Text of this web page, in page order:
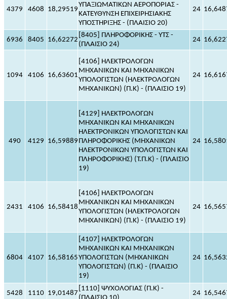
4379 4608 18,29519
ΥΠΑΞΙΩΜΑΤΙΚΩΝ ΑΕΡΟΠΟΡΙΑΣ -
ΚΑΤΕΥΘΥΝΣΗ ΕΠΙΧΕΙΡΗΣΙΑΚΗΣ
ΥΠΟΣΤΗΡΙΞΗΣ - (ΠΛΑΙΣΙΟ 20)
24
6936 8405 16,62272
[8405] ΠΛΗΡΟΦΟΡΙΚΗΣ - ΥΤΣ -
(ΠΛΑΙΣΙΟ 24)
24
1094 4106 16,63601
[4106] ΗΛΕΚΤΡΟΛΟΓΩΝ
ΜΗΧΑΝΙΚΩΝ ΚΑΙ ΜΗΧΑΝΙΚΩΝ
ΥΠΟΛΟΓΙΣΤΩΝ (ΗΛΕΚΤΡΟΛΟΓΩΝ
ΜΗΧΑΝΙΚΩΝ) (Π.Κ) - (ΠΛΑΙΣΙΟ 19)
24
490 4129 16,59889
[4129] ΗΛΕΚΤΡΟΛΟΓΩΝ
ΜΗΧΑΝΙΚΩΝ ΚΑΙ ΜΗΧΑΝΙΚΩΝ
ΗΛΕΚΤΡΟΝΙΚΩΝ ΥΠΟΛΟΓΙΣΤΩΝ ΚΑΙ
ΠΛΗΡΟΦΟΡΙΚΗΣ (ΜΗΧΑΝΙΚΩΝ
ΗΛΕΚΤΡΟΝΙΚΩΝ ΥΠΟΛΟΓΙΣΤΩΝ ΚΑΙ
ΠΛΗΡΟΦΟΡΙΚΗΣ) (Τ.Π.Κ) - (ΠΛΑΙΣΙΟ
19)
24
2431 4106 16,58418
[4106] ΗΛΕΚΤΡΟΛΟΓΩΝ
ΜΗΧΑΝΙΚΩΝ ΚΑΙ ΜΗΧΑΝΙΚΩΝ
ΥΠΟΛΟΓΙΣΤΩΝ (ΗΛΕΚΤΡΟΛΟΓΩΝ
ΜΗΧΑΝΙΚΩΝ) (Π.Κ) - (ΠΛΑΙΣΙΟ 19)
24
6804 4107 16,58165
[4107] ΗΛΕΚΤΡΟΛΟΓΩΝ
ΜΗΧΑΝΙΚΩΝ ΚΑΙ ΜΗΧΑΝΙΚΩΝ
ΥΠΟΛΟΓΙΣΤΩΝ (ΜΗΧΑΝΙΚΩΝ
ΥΠΟΛΟΓΙΣΤΩΝ) (Π.Κ) - (ΠΛΑΙΣΙΟ
19)
24
5428 1110 19,01487
[1110] ΨΥΧΟΛΟΓΙΑΣ (Π.Κ) -
(ΠΛΑΙΣΙΟ 10)
24